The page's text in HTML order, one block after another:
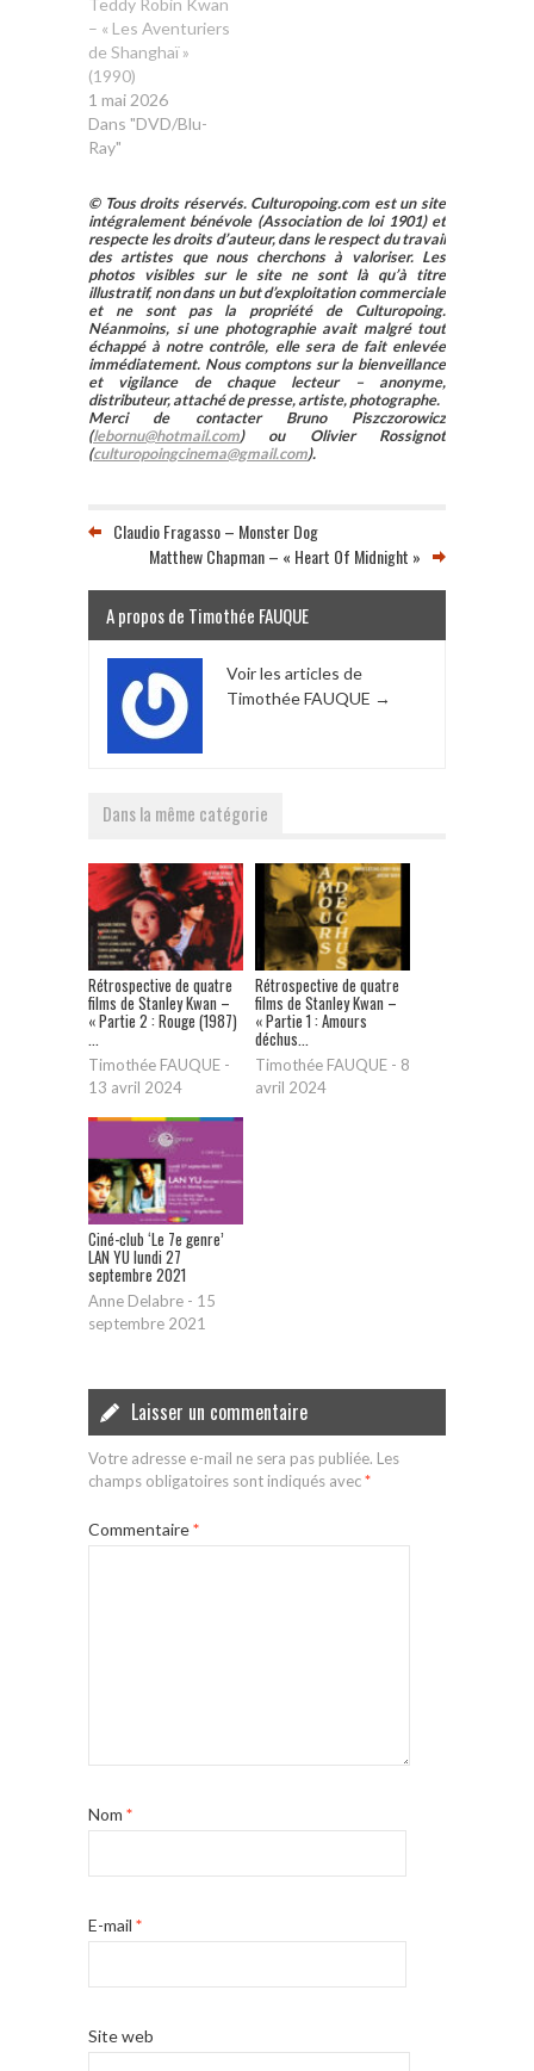
Teddy Robin Kwan
– « Les Aventuriers
de Shanghaï »
(1990)
1 mai 2026
Dans "DVD/Blu-
Ray"
© Tous droits réservés. Culturopoing.com est un site
intégralement bénévole (Association de loi 1901) et
respecte les droits d’auteur, dans le respect du travail
des artistes que nous cherchons à valoriser. Les
photos visibles sur le site ne sont là qu’à titre
illustratif, non dans un but d’exploitation commerciale
et ne sont pas la propriété de Culturopoing.
Néanmoins, si une photographie avait malgré tout
échappé à notre contrôle, elle sera de fait enlevée
immédiatement. Nous comptons sur la bienveillance
et vigilance de chaque lecteur – anonyme,
distributeur, attaché de presse, artiste, photographe.
Merci de contacter Bruno Piszczorowicz
(lebornu@hotmail.com) ou Olivier Rossignot
(culturopoingcinema@gmail.com).
Claudio Fragasso – Monster Dog
Matthew Chapman – « Heart Of Midnight »
A propos de Timothée FAUQUE
Voir les articles de
Timothée FAUQUE →
Dans la même catégorie
Rétrospective de quatre
films de Stanley Kwan –
« Partie 2 : Rouge (1987)
...
Timothée FAUQUE -
13 avril 2024
Rétrospective de quatre
films de Stanley Kwan –
« Partie 1 : Amours
déchus...
Timothée FAUQUE - 8
avril 2024
Ciné-club ‘Le 7e genre’
LAN YU lundi 27
septembre 2021
Anne Delabre - 15
septembre 2021
Laisser un commentaire
Votre adresse e-mail ne sera pas publiée. Les
champs obligatoires sont indiqués avec*
Commentaire*
Nom *
E-mail *
Site web